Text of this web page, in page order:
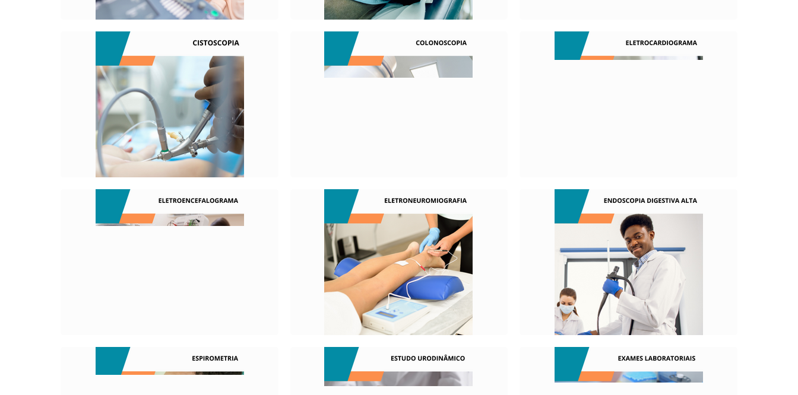
O QUE É?
Trata-se de um exame endoscópio das
vias urinárias baixas.
O QUE É?
O QUE É?
É um exame neurofisiológico, utilizado no
diagnóstico e prognóstico de lesões no
sistema nervoso periférico.
O QUE É?
Utilizado para descobrir a causa de
problemas digestivos como dores
abdominais, queimação e refluxo.
O QUE É? O QUE É?